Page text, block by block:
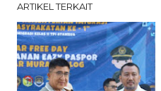
ARTIKEL TERKAIT